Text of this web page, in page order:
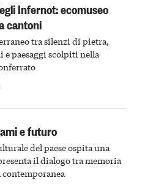
Infernot: ecomuseo
cantoni
tra silenzi di pietra,
e paesaggi scolpiti nella
e futuro
del paese ospita una
il dialogo tra memoria